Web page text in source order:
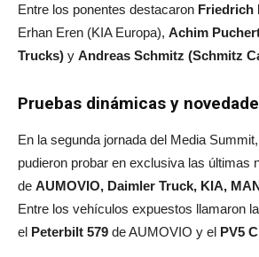
Entre los ponentes destacaron Friedrich
Erhan Eren (KIA Europa), Achim
Trucks) y Andreas Schmitz (Schmitz
Pruebas dinámicas y
En la segunda jornada del Media
pudieron probar en exclusiva las últimas
de AUMOVIO, Daimler Truck, KIA,
Entre los vehículos expuestos llamaron
el Peterbilt 579 de AUMOVIO y el PV5